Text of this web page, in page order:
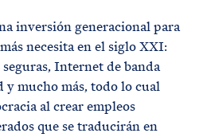
inversión generacional para
necesita en el siglo XXI:
Internet de banda
y mucho más, todo lo cual
al crear empleos
que se traducirán en